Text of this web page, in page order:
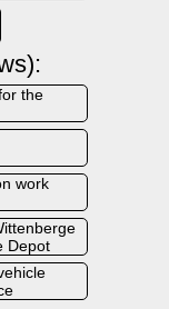
the
work
Depot